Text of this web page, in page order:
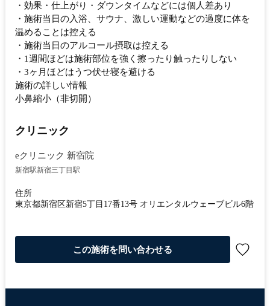
・効果・仕上がり・ダウンタイムなどには個人差あり
・施術当日の入浴、サウナ、激しい運動などの過度に体を
温めることは控える
・施術当日のアルコール摂取は控える
・1週間ほどは施術部位を強く擦ったり触ったりしない
・3ヶ月ほどはうつ伏せ寝を避ける
施術の詳しい情報
小鼻縮小（非切開）
クリニック
eクリニック 新宿院
新宿駅新宿三丁目駅
住所
東京都新宿区新宿5丁目17番13号 オリエンタルウェーブビル6階
この施術を問い合わせる